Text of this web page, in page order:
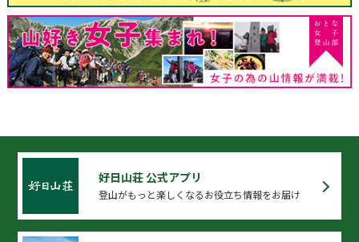
好日山荘 公式アプリ
登山がもっと楽しくなるお役立ち情報をお届け